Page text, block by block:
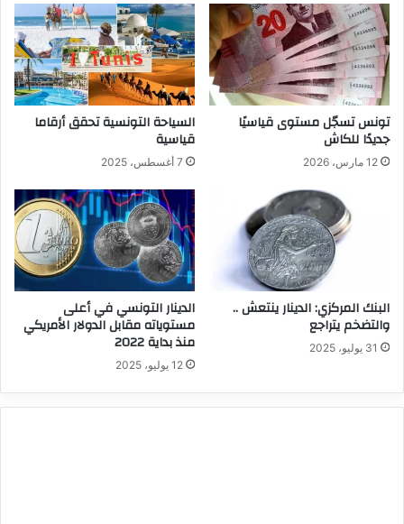
تونس تسجّل مستوى قياسيًا
جديدًا للكاش
12 مارس، 2026
السياحة التونسية تحقق أرقاما
قياسية
7 أغسطس، 2025
البنك المركزي: الدينار ينتعش ..
والتضخم يتراجع
31 يوليو، 2025
الدينار التونسي في أعلى
مستوياته مقابل الدولار الأمريكي
منذ بداية 2022
12 يوليو، 2025